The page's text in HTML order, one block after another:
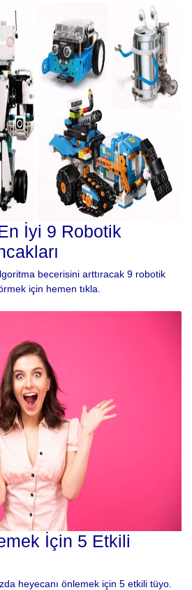
İyi 9 Robotik
becerisini arttıracak 9 robotik
için hemen tıkla.
İçin 5 Etkili
heyecanı önlemek için 5 etkili tüyo.